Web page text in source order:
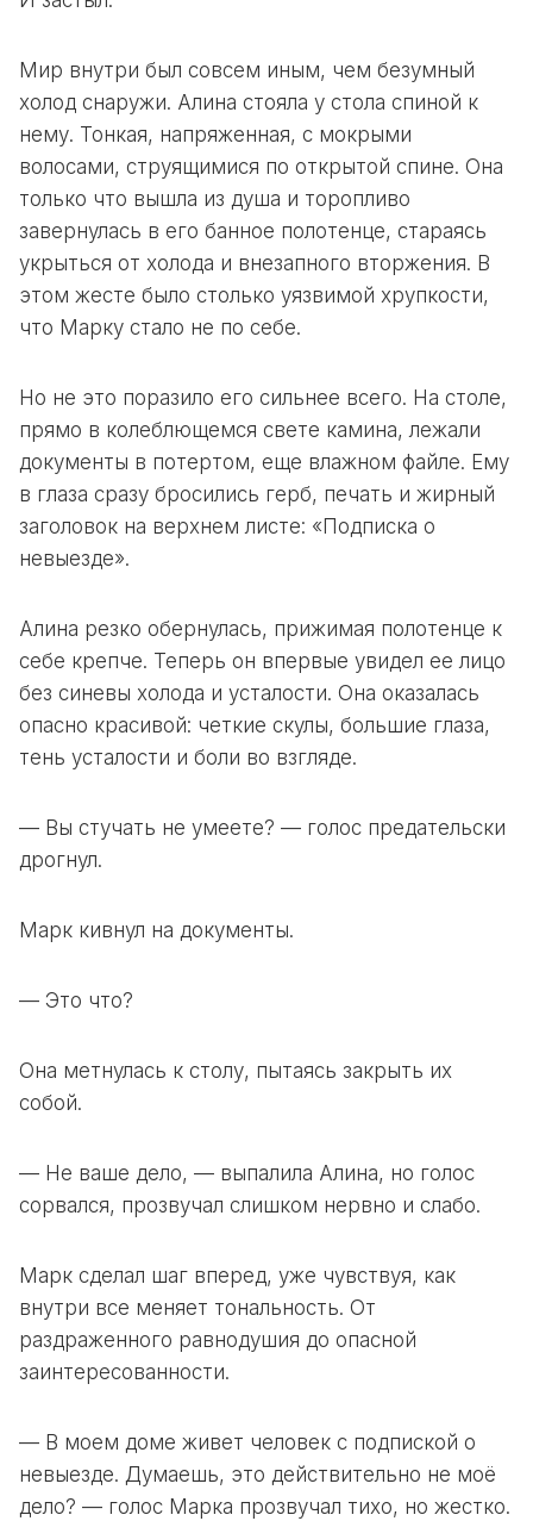
Мир внутри был совсем иным, чем безумный
холод снаружи. Алина стояла у стола спиной к
нему. Тонкая, напряженная, с мокрыми
волосами, струящимися по открытой спине. Она
только что вышла из душа и торопливо
завернулась в его банное полотенце, стараясь
укрыться от холода и внезапного вторжения. В
этом жесте было столько уязвимой хрупкости,
что Марку стало не по себе.
Но не это поразило его сильнее всего. На столе,
прямо в колеблющемся свете камина, лежали
документы в потертом, еще влажном файле. Ему
в глаза сразу бросились герб, печать и жирный
заголовок на верхнем листе: «Подписка о
невыезде».
Алина резко обернулась, прижимая полотенце к
себе крепче. Теперь он впервые увидел ее лицо
без синевы холода и усталости. Она оказалась
опасно красивой: четкие скулы, большие глаза,
тень усталости и боли во взгляде.
— Вы стучать не умеете? — голос предательски
дрогнул.
Марк кивнул на документы.
— Это что?
Она метнулась к столу, пытаясь закрыть их
собой.
— Не ваше дело, — выпалила Алина, но голос
сорвался, прозвучал слишком нервно и слабо.
Марк сделал шаг вперед, уже чувствуя, как
внутри все меняет тональность. От
раздраженного равнодушия до опасной
заинтересованности.
— В моем доме живет человек с подпиской о
невыезде. Думаешь, это действительно не моё
дело? — голос Марка прозвучал тихо, но жестко.